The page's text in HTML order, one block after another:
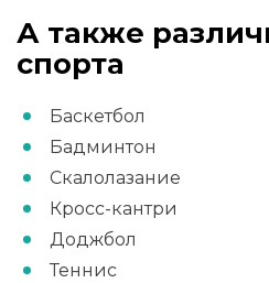
А также
спорта
Баскетбол
Бадминтон
Скалолазание
Кросс-кантри
Доджбол
Теннис